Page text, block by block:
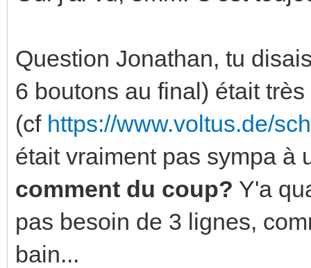
Question Jonathan, tu
6 boutons au final) était
(cf https://www.voltus.de/
était vraiment pas sympa à
comment du coup? Y'a
pas besoin de 3 lignes,
bain...